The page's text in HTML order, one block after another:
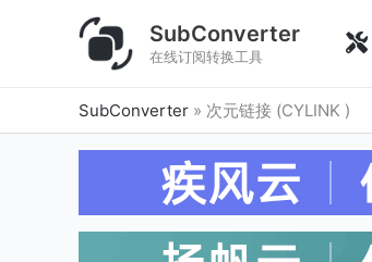
SubConverter
在线订阅转换工具
SubConverter » 次元链接 (CYLINK )